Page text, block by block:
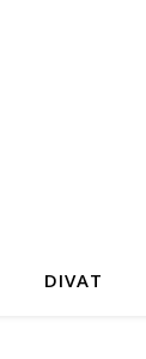
DIVAT